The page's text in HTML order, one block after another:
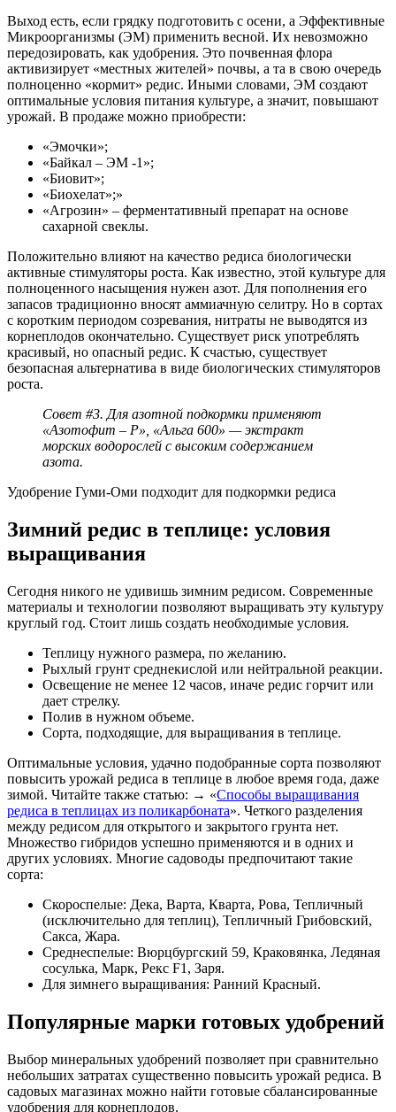
Выход есть, если грядку подготовить с осени, а Эффективные
Микроорганизмы (ЭМ) применить весной. Их невозможно
передозировать, как удобрения. Это почвенная флора
активизирует «местных жителей» почвы, а та в свою очередь
полноценно «кормит» редис. Иными словами, ЭМ создают
оптимальные условия питания культуре, а значит, повышают
урожай. В продаже можно приобрести:
«Эмочки»;
«Байкал – ЭМ -1»;
«Биовит»;
«Биохелат»;»
«Агрозин» – ферментативный препарат на основе
сахарной свеклы.
Положительно влияют на качество редиса биологически
активные стимуляторы роста. Как известно, этой культуре для
полноценного насыщения нужен азот. Для пополнения его
запасов традиционно вносят аммиачную селитру. Но в сортах
с коротким периодом созревания, нитраты не выводятся из
корнеплодов окончательно. Существует риск употреблять
красивый, но опасный редис. К счастью, существует
безопасная альтернатива в виде биологических стимуляторов
роста.
Совет #3. Для азотной подкормки применяют
«Азотофит – Р», «Альга 600» — экстракт
морских водорослей с высоким содержанием
азота.
Удобрение Гуми-Оми подходит для подкормки редиса
Зимний редис в теплице: условия
выращивания
Сегодня никого не удивишь зимним редисом. Современные
материалы и технологии позволяют выращивать эту культуру
круглый год. Стоит лишь создать необходимые условия.
Теплицу нужного размера, по желанию.
Рыхлый грунт среднекислой или нейтральной реакции.
Освещение не менее 12 часов, иначе редис горчит или
дает стрелку.
Полив в нужном объеме.
Сорта, подходящие, для выращивания в теплице.
Оптимальные условия, удачно подобранные сорта позволяют
повысить урожай редиса в теплице в любое время года, даже
зимой. Читайте также статью: → «Способы выращивания
редиса в теплицах из поликарбоната». Четкого разделения
между редисом для открытого и закрытого грунта нет.
Множество гибридов успешно применяются и в одних и
других условиях. Многие садоводы предпочитают такие
сорта:
Скороспелые: Дека, Варта, Кварта, Рова, Тепличный
(исключительно для теплиц), Тепличный Грибовский,
Сакса, Жара.
Среднеспелые: Вюрцбургский 59, Краковянка, Ледяная
сосулька, Марк, Рекс F1, Заря.
Для зимнего выращивания: Ранний Красный.
Популярные марки готовых удобрений
Выбор минеральных удобрений позволяет при сравнительно
небольших затратах существенно повысить урожай редиса. В
садовых магазинах можно найти готовые сбалансированные
удобрения для корнеплодов.